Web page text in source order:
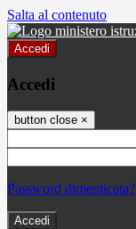
Salta al contenuto
Accedi
Accedi
button close ×
Password dimenticata?